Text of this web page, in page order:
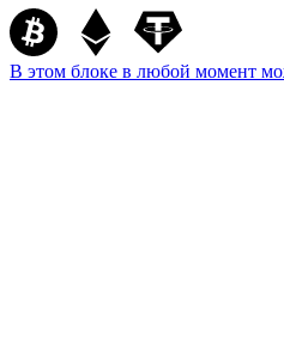
В этом блоке в любой момент